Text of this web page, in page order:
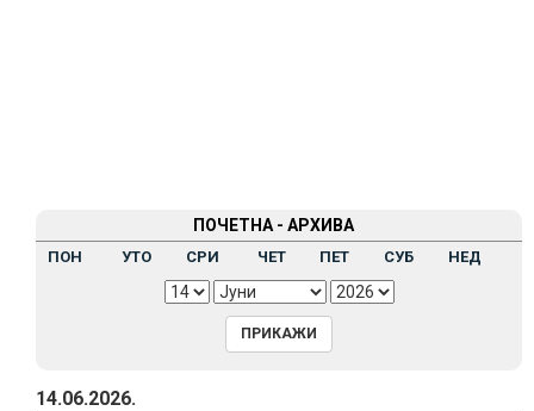
ПОЧЕТНА - АРХИВА
ПОН УТО СРИ ЧЕТ ПЕТ СУБ НЕД
14.06.2026.